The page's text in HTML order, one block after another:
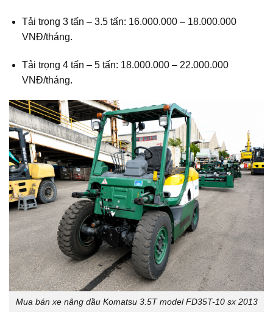
Tải trọng 3 tấn – 3.5 tấn: 16.000.000 – 18.000.000
VNĐ/tháng.
Tải trọng 4 tấn – 5 tấn: 18.000.000 – 22.000.000
VNĐ/tháng.
Mua bán xe nâng dầu Komatsu 3.5T model FD35T-10 sx 2013